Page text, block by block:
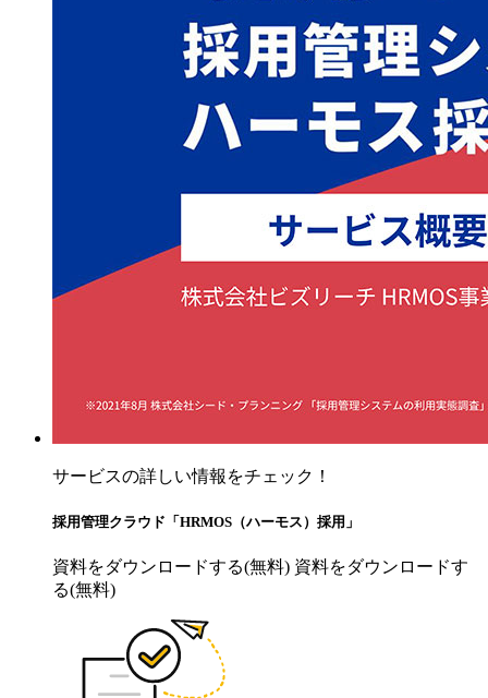
サービスの詳しい情報をチェック！
採用管理クラウド「HRMOS（ハーモス）採用」
資料をダウンロードする(無料) 資料をダウンロードす
る(無料)